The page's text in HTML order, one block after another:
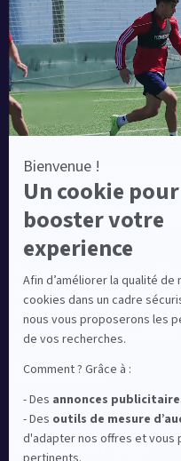
Une société de :
Equipementier sportif
10 ans, Ekinsport a été
Capital dans son
commerce en ligne
En savoir plus
© EKINSPORT 2026